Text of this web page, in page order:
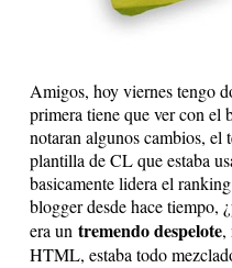
Amigos, hoy viernes tengo
primera tiene que ver con el
notaran algunos cambios, el
plantilla de CL que estaba
basicamente lidera el
blogger desde hace tiempo,
era un tremendo despelote,
HTML, estaba todo